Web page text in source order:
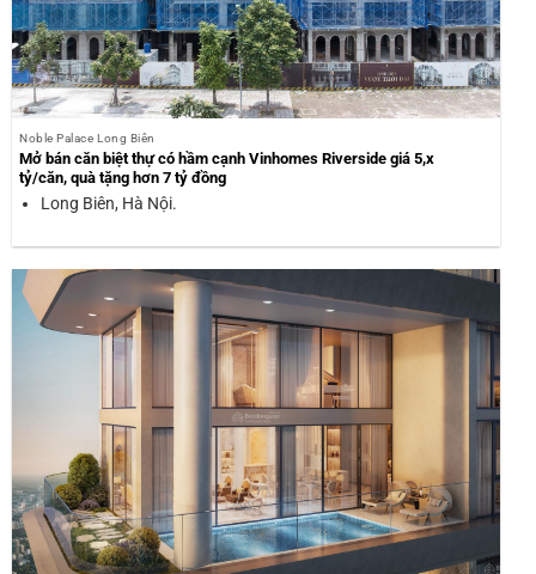
Noble Palace Long Biên
Mở bán căn biệt thự có hầm cạnh Vinhomes Riverside giá 5,x
tỷ/căn, quà tặng hơn 7 tỷ đồng
Long Biên, Hà Nội.